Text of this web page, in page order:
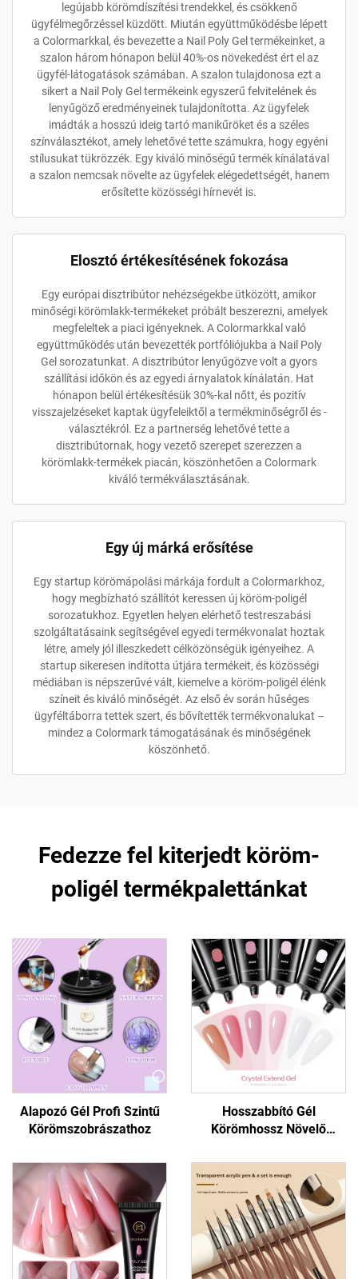
legújabb körömdíszítési trendekkel, és csökkenő
ügyfélmegőrzéssel küzdött. Miután együttműködésbe lépett
a Colormarkkal, és bevezette a Nail Poly Gel termékeinket, a
szalon három hónapon belül 40%-os növekedést ért el az
ügyfél-látogatások számában. A szalon tulajdonosa ezt a
sikert a Nail Poly Gel termékeink egyszerű felvitelének és
lenyűgöző eredményeinek tulajdonította. Az ügyfelek
imádták a hosszú ideig tartó manikűröket és a széles
színválasztékot, amely lehetővé tette számukra, hogy egyéni
stílusukat tükrözzék. Egy kiváló minőségű termék kínálatával
a szalon nemcsak növelte az ügyfelek elégedettségét, hanem
erősítette közösségi hírnevét is.
Elosztó értékesítésének fokozása
Egy európai disztribútor nehézségekbe ütközött, amikor
minőségi körömlakk-termékeket próbált beszerezni, amelyek
megfeleltek a piaci igényeknek. A Colormarkkal való
együttműködés után bevezették portfóliójukba a Nail Poly
Gel sorozatunkat. A disztribútor lenyűgözve volt a gyors
szállítási időkön és az egyedi árnyalatok kínálatán. Hat
hónapon belül értékesítésük 30%-kal nőtt, és pozitív
visszajelzéseket kaptak ügyfeleiktől a termékminőségről és -
választékról. Ez a partnerség lehetővé tette a
disztribútornak, hogy vezető szerepet szerezzen a
körömlakk-termékek piacán, köszönhetően a Colormark
kiváló termékválasztásának.
Egy új márká erősítése
Egy startup körömápolási márkája fordult a Colormarkhoz,
hogy megbízható szállítót keressen új köröm-poligél
sorozatukhoz. Egyetlen helyen elérhető testreszabási
szolgáltatásaink segítségével egyedi termékvonalat hoztak
létre, amely jól illeszkedett célközönségük igényeihez. A
startup sikeresen indította útjára termékeit, és közösségi
médiában is népszerűvé vált, kiemelve a köröm-poligél élénk
színeit és kiváló minőségét. Az első év során hűséges
ügyféltáborra tettek szert, és bővítették termékvonalukat –
mindez a Colormark támogatásának és minőségének
köszönhető.
Fedezze fel kiterjedt köröm-
poligél termékpalettánkat
Alapozó Gél Profi Szintű
Körömszobrászathoz
Hosszabbító Gél
Körömhossz Növelő